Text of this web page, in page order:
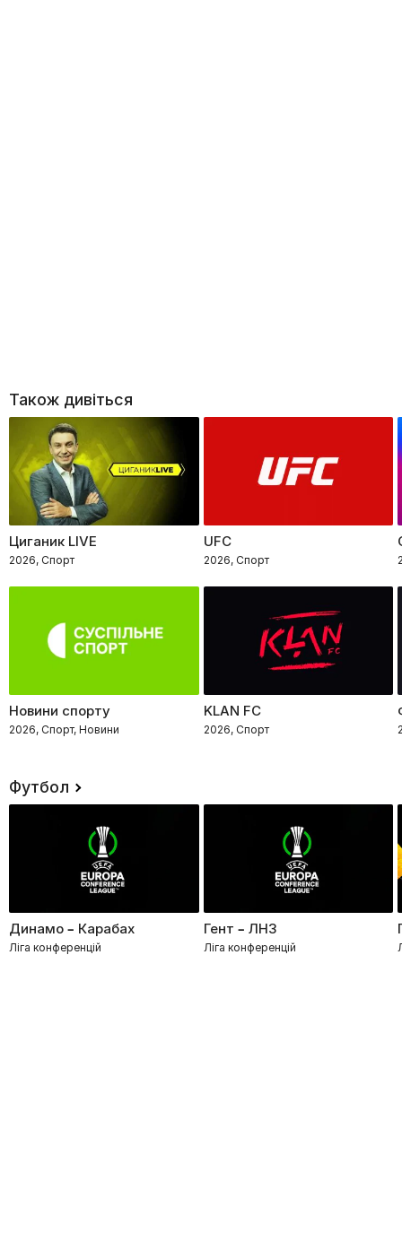
Також дивіться
Циганик LIVE
2026, Спорт
UFC
2026, Спорт
Новини спорту
2026, Спорт, Новини
KLAN FC
2026, Спорт
Футбол
Динамо – Карабах
Ліга конференцій
Гент – ЛНЗ
Ліга конференцій